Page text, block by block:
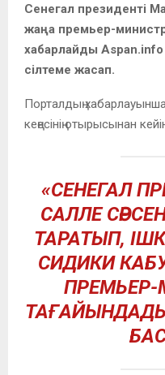
Сенегал президенті
жаңа премьер-
хабарлайды Aspan.info
сілтеме жасап.
Порталдың
кеңесінің отырысынан
«СЕНЕГАЛ
САЛЛЕ
ТАРАТЫП,
СИДИКИ
ПРЕМЬЕР-